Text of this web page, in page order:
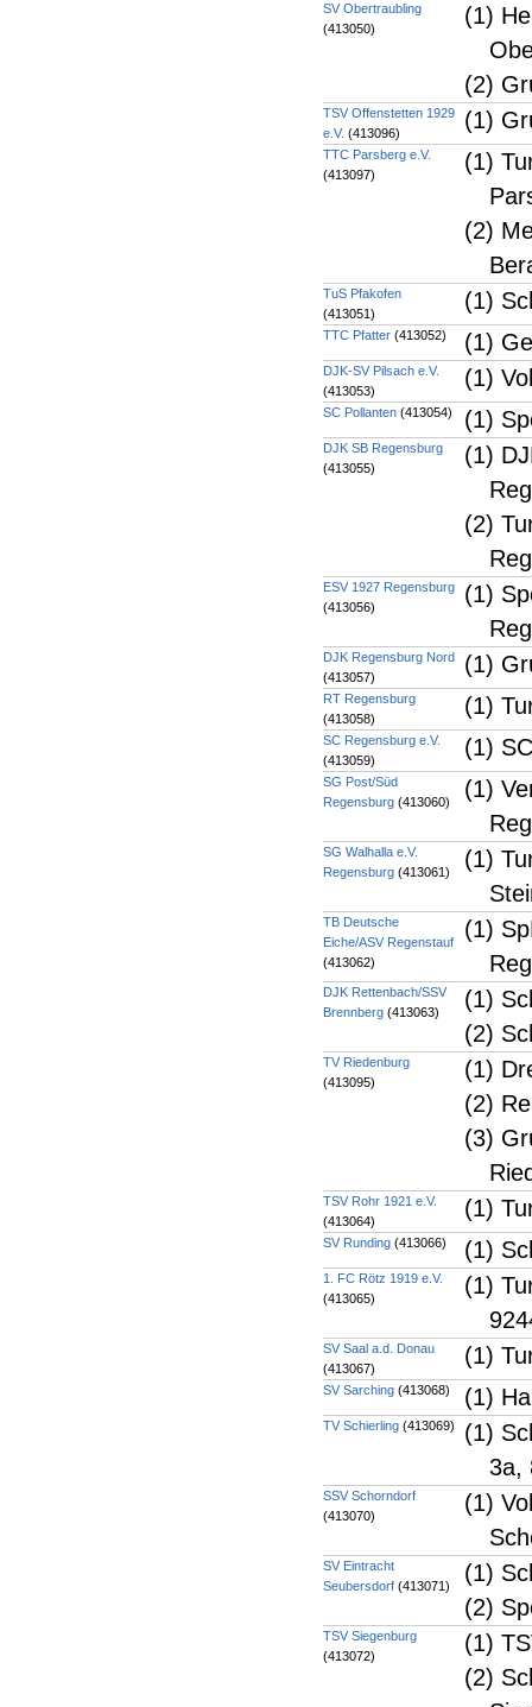
SV Obertraubling
(413050)
(1)
(2)
TSV Offenstetten 1929
e.V. (413096) (1)
TTC Parsberg e.V.
(413097)
(1)
(2)
TuS Pfakofen
(413051)
(1)
TTC Pfatter (413052) (1)
DJK-SV Pilsach e.V.
(413053)
(1)
SC Pollanten (413054) (1)
DJK SB Regensburg
(413055)
(1)
(2)
ESV 1927 Regensburg
(413056)
(1)
DJK Regensburg Nord
(413057)
(1)
RT Regensburg
(413058)
(1)
SC Regensburg e.V.
(413059)
(1)
SG Post/Süd
Regensburg (413060)
(1)
SG Walhalla e.V.
Regensburg (413061)
(1)
TB Deutsche
Eiche/ASV Regenstauf
(413062)
(1)
DJK Rettenbach/SSV
Brennberg (413063)
(1)
(2)
TV Riedenburg
(413095)
(1)
(2)
(3)
TSV Rohr 1921 e.V.
(413064)
(1)
SV Runding (413066) (1)
1. FC Rötz 1919 e.V.
(413065)
(1)
SV Saal a.d. Donau
(413067)
(1)
SV Sarching (413068) (1)
TV Schierling (413069)
(1)
3a,
SSV Schorndorf
(413070)
(1)
SV Eintracht
Seubersdorf (413071)
(1)
(2)
TSV Siegenburg
(413072)
(1)
(2)